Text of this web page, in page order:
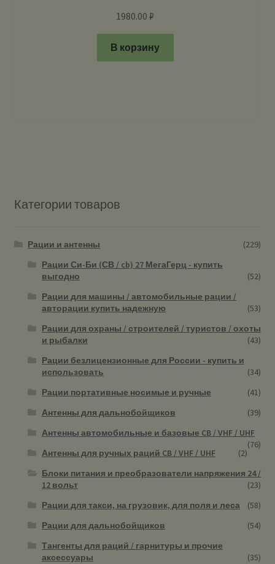
1980.00₽
В корзину
Категории товаров
Рации и антенны
(229)
Рации Си-Би (СВ / cb) 27 МегаГерц - купить
выгодно
(52)
Рации для машины / автомобильные рации /
авторации купить надежную
(53)
Рации для охраны / строителей / туристов / охоты
и рыбалки
(43)
Рации безлицензионные для России - купить и
использовать
(34)
Рации портативные носимые и ручные
(41)
Антенны для дальнобойщиков
(39)
Антенны автомобильные и базовые CB / VHF / UHF
(76)
Антенны для ручных раций CB / VHF / UHF
(2)
Блоки питания и преобразователи напряжения 24 /
12 вольт
(23)
Рации для такси, на грузовик, для поля и леса
(58)
Рации для дальнобойщиков
(54)
Тангенты для раций / гарнитуры и прочие
аксессуары
(35)